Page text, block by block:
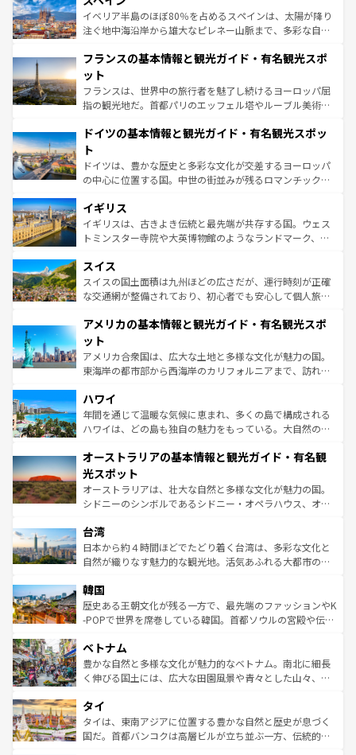
景など、自然景観も見逃せない。観光の合間には、本場の
ピザやパスタなど、絶品のイタリア料理を堪能することも
ませてくれるイタリアで、忘れられない旅をしてみよう！
なお、新着のイタリア情報は
しい。
イベリア半島のほぼ80％を占めるスペインは、太陽が降り
注ぐ地中海沿岸から雄大なピレネー山脈まで、多彩な自然
文化が根付くこの国では、情熱的なフラメンコ、熱気あふ
れる闘牛、そして美味しいタパスが生活の一部となってい
る。首都マドリードの洗練された雰囲気や、バルセロナの
アートに溢れた街角から、地方では古代ローマ遺跡や中世
せる。地方によって風土や気候が異なるスペインはその個
ンテンツ一覧 を参照してほしい。
フランスの基本情報と観光ガイド・有名観光スポ
ット
フランスは、世界中の旅行者を魅了し続けるヨーロッパ屈
指の観光地だ。首都パリのエッフェル塔やルーブル美術館
で、幅広い魅力が詰まっている。華麗な宮殿、歴史的な大
聖堂、美しいビーチ、そして豊かな自然が、訪れる者を心
から魅了する。また、フランスは美食の国としても知ら
れ、フランス料理はユネスコ無形文化遺産にも登録されて
香り高いラベンダー畑など、多彩な楽しみ方が可能だ。さ
らに、パリ以外の地域にも魅力が溢れており、どの街角に
も豊かな歴史と文化が息づいている。パリ以外の個性あふ
を参照してほしい。
ドイツの基本情報と観光ガイド・有名観光スポッ
ト
ドイツは、豊かな歴史と多彩な文化が交差するヨーロッパ
の中心に位置する国。中世の街並みが残るロマンチック街
顔を持つこの国は、どこを歩いても飽きることがない。ベ
ルリンの文化的活気、バイエルン州のアルプスの絶景、そ
してライン川沿いのワイン畑といった風景は必見。ビール
は、お酒好きな人にはぜひ体験してほしい。 なお、新着の
ドイツ情報はコンテンツ一覧を参照してほしい。
イギリス
イギリスは、古きよき伝統と最先端が共存する国。ウェス
トミンスター寺院や大英博物館のようなランドマーク、歴
リアごとに異なる魅力がある。また、優雅なアフタヌーン
ティー、ビール好きにはたまらない英国パブ、サッカー観
戦など、本場だからこそできる体験も豊富。イギリスを旅
ンツ一覧を参照してほしい。
スイス
スイスの国土面積は九州ほどの広さだが、運行時刻が正確
な交通網が整備されており、初心者でも安心して個人旅行
の建物がそのまま残る町や、スイスならではのユニークな
博物館もあり、アルプス観光だけでなく町歩きも満喫する
ことができる。国民の所得が高いため物価も高いが、旅行
者向けの交通パス提供のサービスもあり、うまく活用すれ
着のスイス情報は
アメリカの基本情報と観光ガイド・有名観光スポ
ット
アメリカ合衆国は、広大な土地と多様な文化が魅力の国。
東海岸の都市部から西海岸のカリフォルニアまで、訪れる
のような巨大都市は、観光、ショッピング、エンターテイ
ンメントが詰まった刺激的なスポットだ。一方、アメリカ
西部には大自然が広がり、グランドキャニオンやイエロー
部のニューオーリンズでは、音楽と美食が融合した独特の
文化が魅力。旅行者はアメリカの各地域で異なる魅力を楽
しみながら、その多様性と豊かな歴史を感じることができ
るだろう。車でのロードトリップや列車の旅も、アメリカ
情報は
ハワイ
年間を通じて温暖な気候に恵まれ、多くの島で構成される
ハワイは、どの島も独自の魅力をもっている。大自然の神
ワイ島は見逃せない。また、定番の観光地といえばオアフ
島だが、静かな自然を求めるならマウイ島やカウアイ島が
おすすめ。エメラルドグリーンに輝く海をはじめ、豊かな
文化や歴史が息づいている。「アロハスピリット」と呼ば
人々、おいしいローカルフードやハワイアンミュージッ
ク、伝統的なフラダンスなど、すべてがハワイの魅力を彩
っている。訪れるたびに新しい発見と感動が待っているハ
はコンテンツ一覧
オーストラリアの基本情報と観光ガイド・有名観
光スポット
オーストラリアは、壮大な自然と多様な文化が魅力の国。
シドニーのシンボルであるシドニー・オペラハウス、オー
リアリーフや大陸中央部にそびえるウルル（エアーズロッ
ク）、タスマニアの美しい原生林やケアンズの熱帯雨林な
ど、見どころがたくさん。また、カフェやワイン、オージ
いる。アクティビティも充実しており、サーフィンやダイ
ビング、ハイキングなど、アウトドア好きにはたまらな
い。オーストラリアの多彩な魅力を存分に味わいつくそ
参照してほしい。
台湾
日本から約４時間ほどでたどり着く台湾は、多彩な文化と
自然が織りなす魅力的な観光地。活気あふれる大都市の台
ン）、静ひつな山岳地帯である台湾東部など、都市の喧騒
と山間の静けさが共存しており、訪れる人に新しい発見と
驚きをもたらしてくれる。また、奥深い台湾の食文化も魅
容にもいいと評判のスイーツなど、バラエティ豊かな料理
が味わえる。 なお、新着の台湾情報は コンテンツ一覧を参
照してほしい。
韓国
歴史ある王朝文化が残る一方で、最先端のファッションやK
-POPで世界を席巻している韓国。首都ソウルの宮殿や伝統
き、地方に足を延ばせば四季折々の自然美を楽しむことが
できる。そして、キムチや焼肉、絶品のストリートフード
まで、さまざまな韓国料理が待っている。夜には、韓国な
リティに包まれながら、韓国の多彩な魅力を心ゆくまで味
わってみてほしい。 なお、新着の韓国情報はコンテンツ一
覧を参照してほしい。
ベトナム
豊かな自然と多様な文化が魅力的なベトナム。南北に細長
く伸びる国土には、広大な田園風景や青々とした山々、世
急速な発展と共に伝統が息づく。ハノイの古い町並みやホ
ーチミン市のフランス統治時代の建物も、独特の雰囲気を
醸し出している。また、バラエティの豊かさとおいしさで
タイ
タイは、東南アジアに位置する豊かな自然と歴史が息づく
国だ。首都バンコクは高層ビルが立ち並ぶ一方、伝統的な